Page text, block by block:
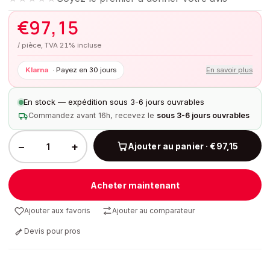
€97,15
/ pièce, TVA 21% incluse
Klarna · Payez en 30 jours En savoir plus
En stock — expédition sous 3-6 jours ouvrables
Commandez avant 16h, recevez le sous 3-6 jours ouvrables
− + Ajouter au panier · €97,15
Acheter maintenant
Ajouter aux favoris Ajouter au comparateur
Devis pour pros